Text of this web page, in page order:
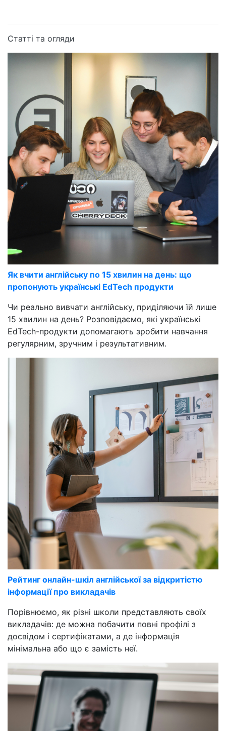
Статті та огляди
Як вчити англійську по 15 хвилин на день: що
пропонують українські EdTech продукти
Чи реально вивчати англійську, приділяючи їй лише
15 хвилин на день? Розповідаємо, які українські
EdTech-продукти допомагають зробити навчання
регулярним, зручним і результативним.
Рейтинг онлайн-шкіл англійської за відкритістю
інформації про викладачів
Порівнюємо, як різні школи представляють своїх
викладачів: де можна побачити повні профілі з
досвідом і сертифікатами, а де інформація
мінімальна або що є замість неї.